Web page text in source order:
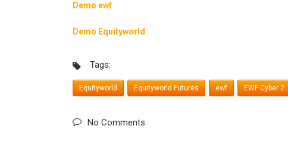
Demo ewf
Demo Equityworld
Tags:
Equityworld Equityworld Futures ewf EWF Cyber 2
No Comments